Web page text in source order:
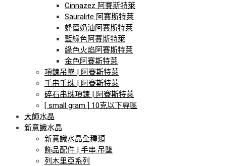
Cinnazez 阿賽斯特萊
Sauralite 阿賽斯特萊
蜂蜜奶油阿賽斯特萊
藍綠色阿賽斯特萊
綠色火焰阿賽斯特萊
金色阿賽斯特萊
項鍊吊墜 | 阿賽斯特萊
手串手珠 | 阿賽斯特萊
碎石串珠項鍊 | 阿賽斯特萊
[ small gram ] 10克以下專區
大師水晶
新意識水晶
新意識水晶全種類
飾品配件 | 手串.吊墜
列木里亞系列